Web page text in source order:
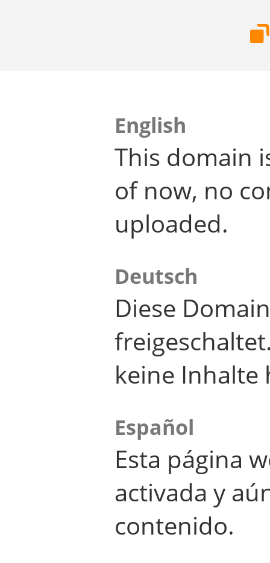
English
This domain
of now, no
uploaded.
Deutsch
Diese
keine Inhalte
Español
Esta página
activada y
contenido.